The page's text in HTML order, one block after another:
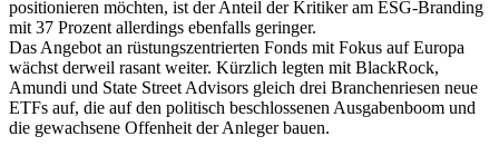
positionieren möchten, ist der Anteil der Kritiker am ESG-Branding
mit 37 Prozent allerdings ebenfalls geringer.
Das Angebot an rüstungszentrierten Fonds mit Fokus auf Europa
wächst derweil rasant weiter. Kürzlich legten mit BlackRock,
Amundi und State Street Advisors gleich drei Branchenriesen neue
ETFs auf, die auf den politisch beschlossenen Ausgabenboom und
die gewachsene Offenheit der Anleger bauen.